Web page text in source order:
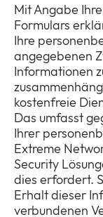
Mit Angabe
Formulars
Ihre
angegebenen
Informationen
kostenfreie
Das umfasst
Ihrer
Extreme
Security
dies erfordert.
Erhalt dieser
verbundenen